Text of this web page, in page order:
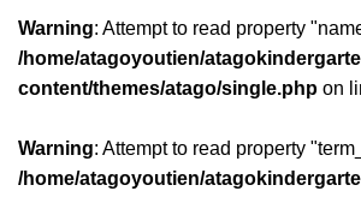
Warning: Attempt to read property
/home/atagoyoutien/
content/themes/atago/single.php on
Warning: Attempt to read property
/home/atagoyoutien/